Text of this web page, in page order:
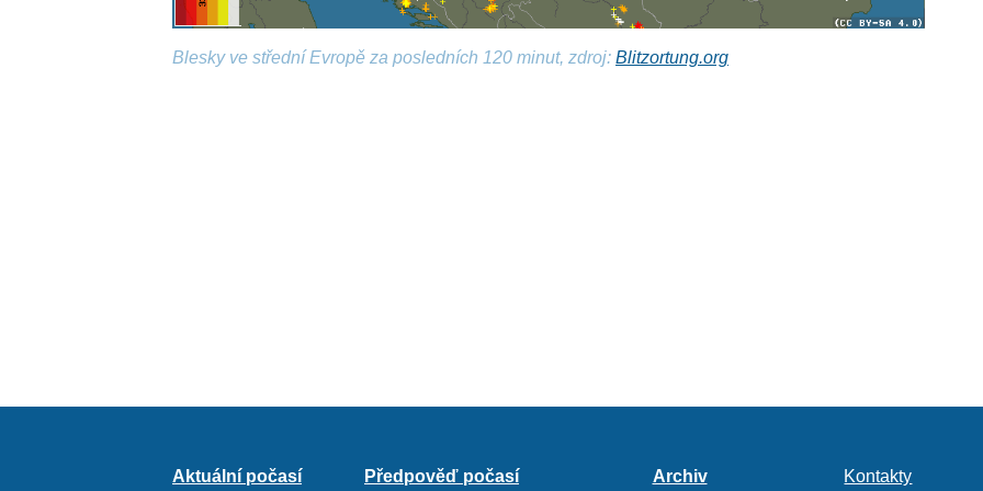
Blesky ve střední Evropě za posledních 120 minut, zdroj:Blitzortung.org
Aktuální počasí Předpověď počasí Archiv Kontakty